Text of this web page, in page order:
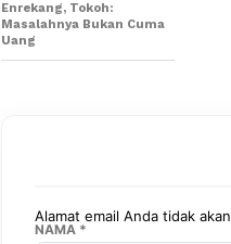
Enrekang, Tokoh:
Masalahnya Bukan Cuma
Uang
Alamat email Anda tidak
NAMA *